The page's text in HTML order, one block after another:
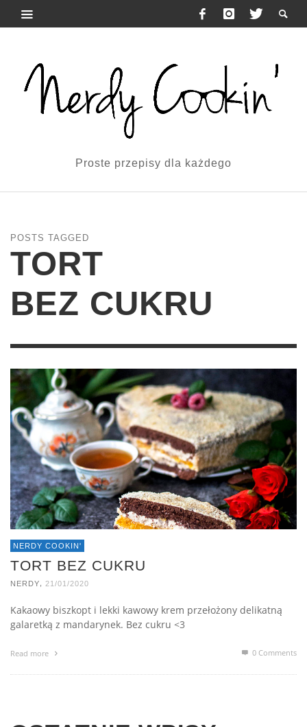
Proste przepisy dla każdego
POSTS TAGGED
TORT
BEZ CUKRU
NERDY COOKIN'
TORT BEZ CUKRU
NERDY 21/01/2020
Kakaowy biszkopt i lekki kawowy krem przełożony delikatną
galaretką z mandarynek. Bez cukru <3
Read more 0 Comments